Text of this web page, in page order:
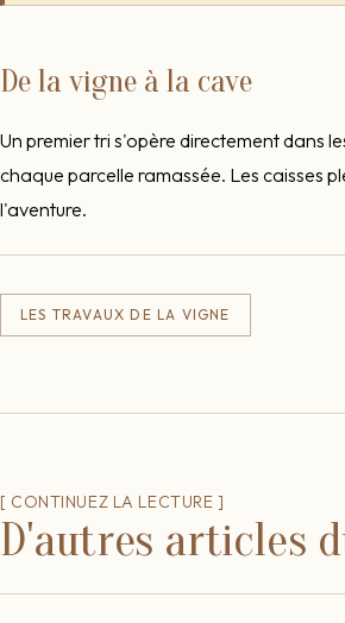
De la vigne à la cave
Un premier tri s'opère directement dans
chaque parcelle ramassée. Les caisses
l'aventure.
LES TRAVAUX DE LA VIGNE
CONTINUEZ LA LECTURE
D'autres articles